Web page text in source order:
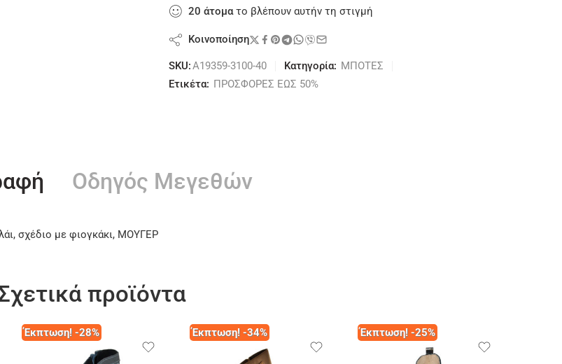
20 άτοματο βλέπουν αυτήν τη στιγμή
Κοινοποίηση
SKU:A19359-3100-40 Κατηγορία: ΜΠΟΤΕΣ
Ετικέτα: ΠΡΟΣΦΟΡΕΣ ΕΩΣ 50%
Οδηγός Μεγεθών
σχέδιο με φιογκάκι, ΜΟΥΓΕΡ
προϊόντα
Έκπτωση! -28% Έκπτωση! -34% Έκπτωση! -25%